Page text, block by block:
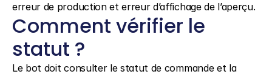
erreur de production et erreur d’affichage de l’aperçu.
Comment vérifier le
statut ?
Le bot doit consulter le statut de commande et la